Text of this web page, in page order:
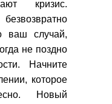
кризис.
ваш случай,
не поздно
Начните
которое
Новый